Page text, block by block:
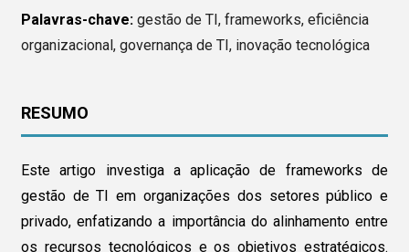
Palavras-chave: gestão de TI, frameworks, eficiência
organizacional, governança de TI, inovação tecnológica
RESUMO
Este artigo investiga a aplicação de frameworks de
gestão de TI em organizações dos setores público e
privado, enfatizando a importância do alinhamento entre
os recursos tecnológicos e os objetivos estratégicos.